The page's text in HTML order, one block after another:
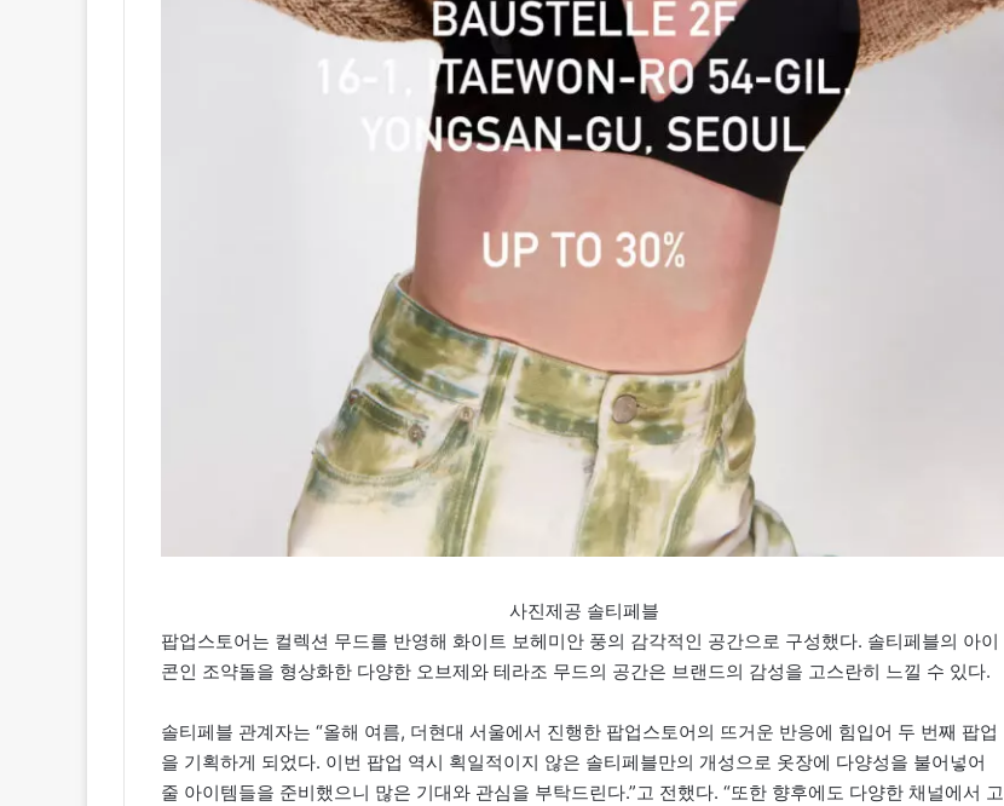
사진제공 솔티페블
팝업스토어는 컬렉션 무드를 반영해 화이트 보헤미안 풍의 감각적인 공간으로 구성했다. 솔티페블의 아이
콘인 조약돌을 형상화한 다양한 오브제와 테라조 무드의 공간은 브랜드의 감성을 고스란히 느낄 수 있다.
솔티페블 관계자는 “올해 여름, 더현대 서울에서 진행한 팝업스토어의 뜨거운 반응에 힘입어 두 번째 팝업
을 기획하게 되었다. 이번 팝업 역시 획일적이지 않은 솔티페블만의 개성으로 옷장에 다양성을 불어넣어
줄 아이템들을 준비했으니 많은 기대와 관심을 부탁드린다.”고 전했다. “또한 향후에도 다양한 채널에서 고